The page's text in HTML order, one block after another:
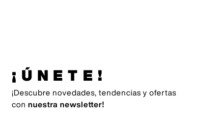
¡ÚNETE!
¡Descubre novedades, tendencias y ofertas
con nuestra newsletter!